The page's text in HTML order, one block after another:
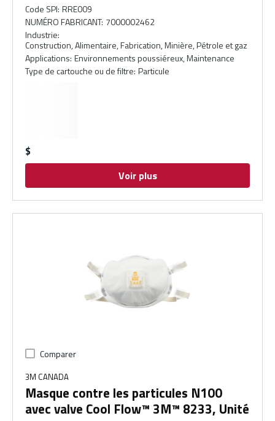
Code SPI: RRE009
NUMÉRO FABRICANT: 7000002462
Industrie:
Construction, Alimentaire, Fabrication, Minière, Pétrole et gaz
Applications: Environnements poussiéreux, Maintenance
Type de cartouche ou de filtre: Particule
$
Voir plus
Comparer
3M CANADA
Masque contre les particules N100
avec valve Cool Flow™ 3M™ 8233, Unité